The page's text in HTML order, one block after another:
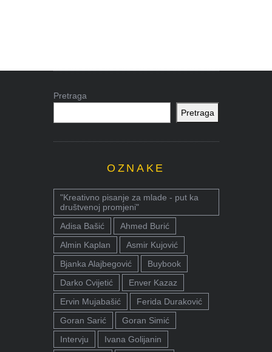
Pretraga
Pretraga
OZNAKE
"Kreativno pisanje za mlade - put ka
društvenoj promjeni"
Adisa Bašić
Ahmed Burić
Almin Kaplan
Asmir Kujović
Bjanka Alajbegović
Buybook
Darko Cvijetić
Enver Kazaz
Ervin Mujabašić
Ferida Duraković
Goran Sarić
Goran Simić
Intervju
Ivana Golijanin